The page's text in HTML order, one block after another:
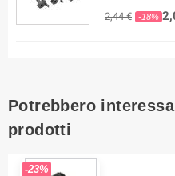
2,44 € -18%
Potrebbero
prodotti
-23%